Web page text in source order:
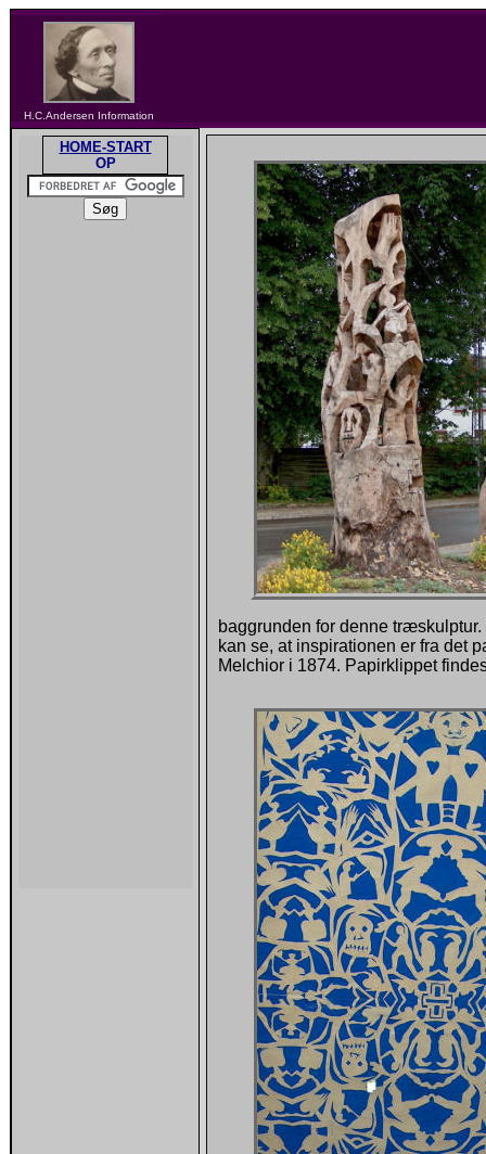
H.C.Andersen Information
HOME-START
OP
baggrunden for denne
kan se, at inspirationen er fra det
Melchior i 1874. Papirklippet